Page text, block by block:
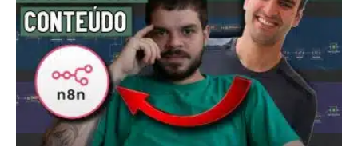
para
Negócios
Locais